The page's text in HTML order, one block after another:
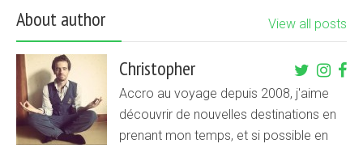
About author View all posts
Christopher
Accro au voyage depuis 2008, j'aime
découvrir de nouvelles destinations en
prenant mon temps, et si possible en